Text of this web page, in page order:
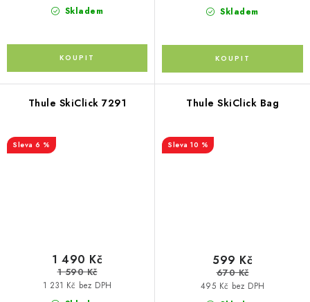
Skladem Skladem
Thule SkiClick 7291
6 %
1 231 Kč bez DPH
1 490 Kč
1 590 Kč
Thule SkiClick Bag
10 %
495 Kč bez DPH
599 Kč
670 Kč